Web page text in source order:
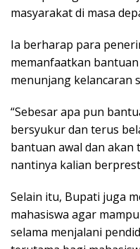
masyarakat di masa
Ia berharap para
memanfaatkan
menunjang kelancaran
“Sebesar apa pun
bersyukur dan terus
bantuan awal dan
nantinya kalian
Selain itu, Bupati juga
mahasiswa agar
selama menjalani